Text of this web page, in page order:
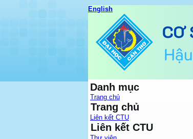
English
Danh mục
Trang chủ
Trang chủ
Liên kết CTU
Liên kết CTU